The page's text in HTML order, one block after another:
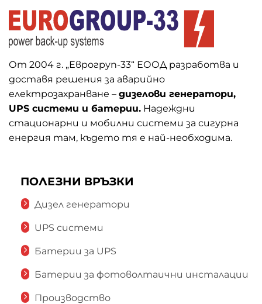
От 2004 г. „Еврогруп-33“ ЕООД разработва и
доставя решения за аварийно
електрозахранване – дизелови генератори,
UPS системи и батерии. Надеждни
стационарни и мобилни системи за сигурна
енергия там, където тя е най-необходима.
ПОЛЕЗНИ ВРЪЗКИ
Дизел генератори
UPS системи
Батерии за UPS
Батерии за фотоволтаични инсталации
Производство